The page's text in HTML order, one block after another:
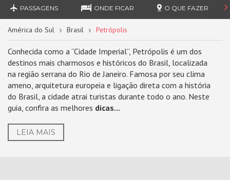
PASSAGENS ONDE FICAR O QUE FAZER
América do Sul Brasil Petrópolis
Conhecida como a “Cidade Imperial”, Petrópolis é um dos
destinos mais charmosos e históricos do Brasil, localizada
na região serrana do Rio de Janeiro. Famosa por seu clima
ameno, arquitetura europeia e ligação direta com a história
do Brasil, a cidade atrai turistas durante todo o ano. Neste
guia, confira as melhores dicas...
LEIA MAIS